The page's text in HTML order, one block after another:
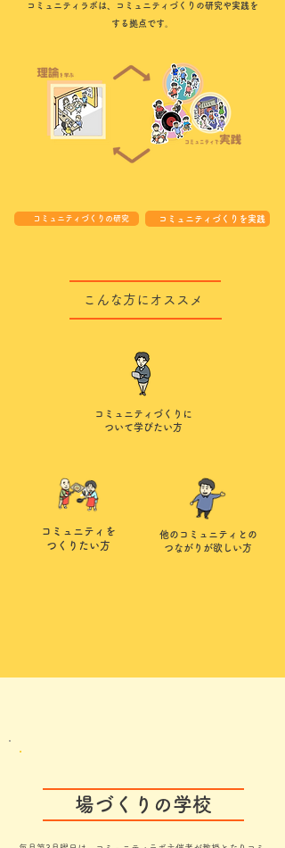
コミュニティづくりに
ついて学びたい方
コミュニティづくりの研究
コミュニティラボは、コミュニティづくりの研究や実践を
する拠点です。
こんな方にオススメ
コミュニティを
つくりたい方
コミュニティづくりを実践
他のコミュニティとの
つながりが欲しい方
場づくりの学校